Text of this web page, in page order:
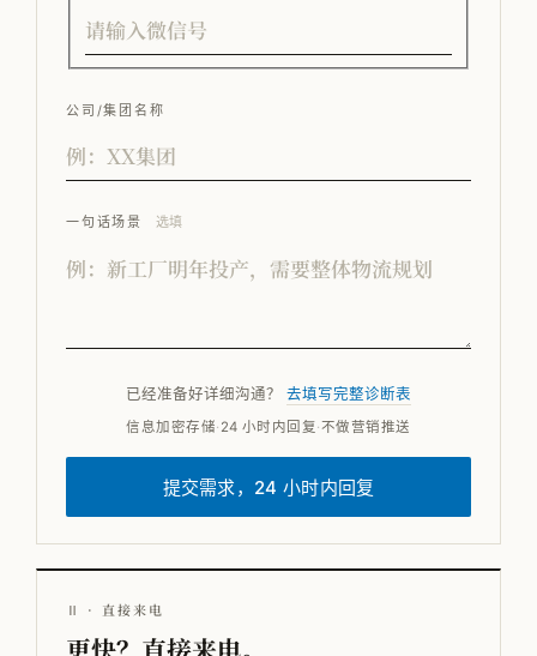
公司/集团名称
一句话场景 选填
已经准备好详细沟通？ 去填写完整诊断表
信息加密存储· 24 小时内回复·不做营销推送
提交需求，24 小时内回复
Ⅱ · 直接来电
更快？直接来电。